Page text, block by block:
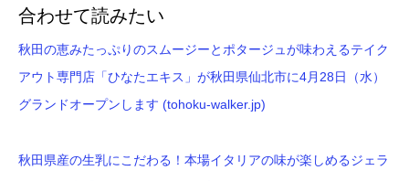
合わせて読みたい
秋田の恵みたっぷりのスムージーとポタージュが味わえるテイク
アウト専門店「ひなたエキス」が秋田県仙北市に4月28日（水）
グランドオープンします (tohoku-walker.jp)
秋田県産の生乳にこだわる！本場イタリアの味が楽しめるジェラ